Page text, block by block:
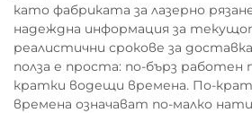
като фабриката за лазерно
надеждна информация за
реалистични срокове за
полза е проста: по-бърз работен
кратки водещи времена. По-
времена означават по-малко